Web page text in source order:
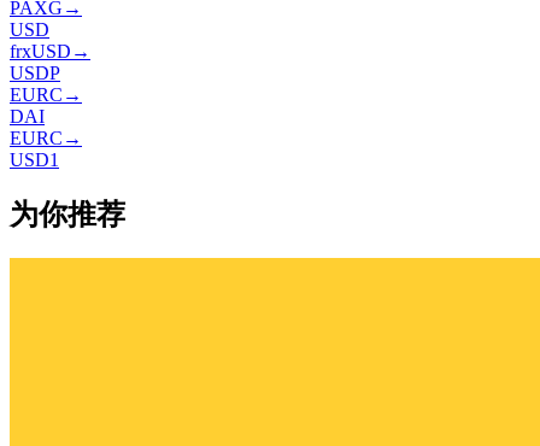
PAXG →
USD
frxUSD →
USDP
EURC →
DAI
EURC →
USD1
为你推荐